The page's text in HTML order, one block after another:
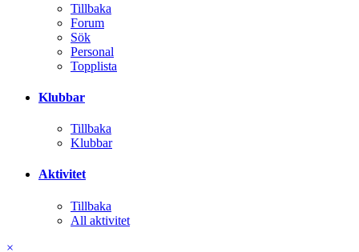
Tillbaka
Forum
Sök
Personal
Topplista
Klubbar
Tillbaka
Klubbar
Aktivitet
Tillbaka
All aktivitet
×